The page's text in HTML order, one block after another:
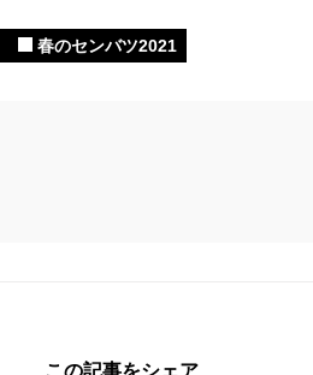
春のセンバツ2021
この記事をシェア